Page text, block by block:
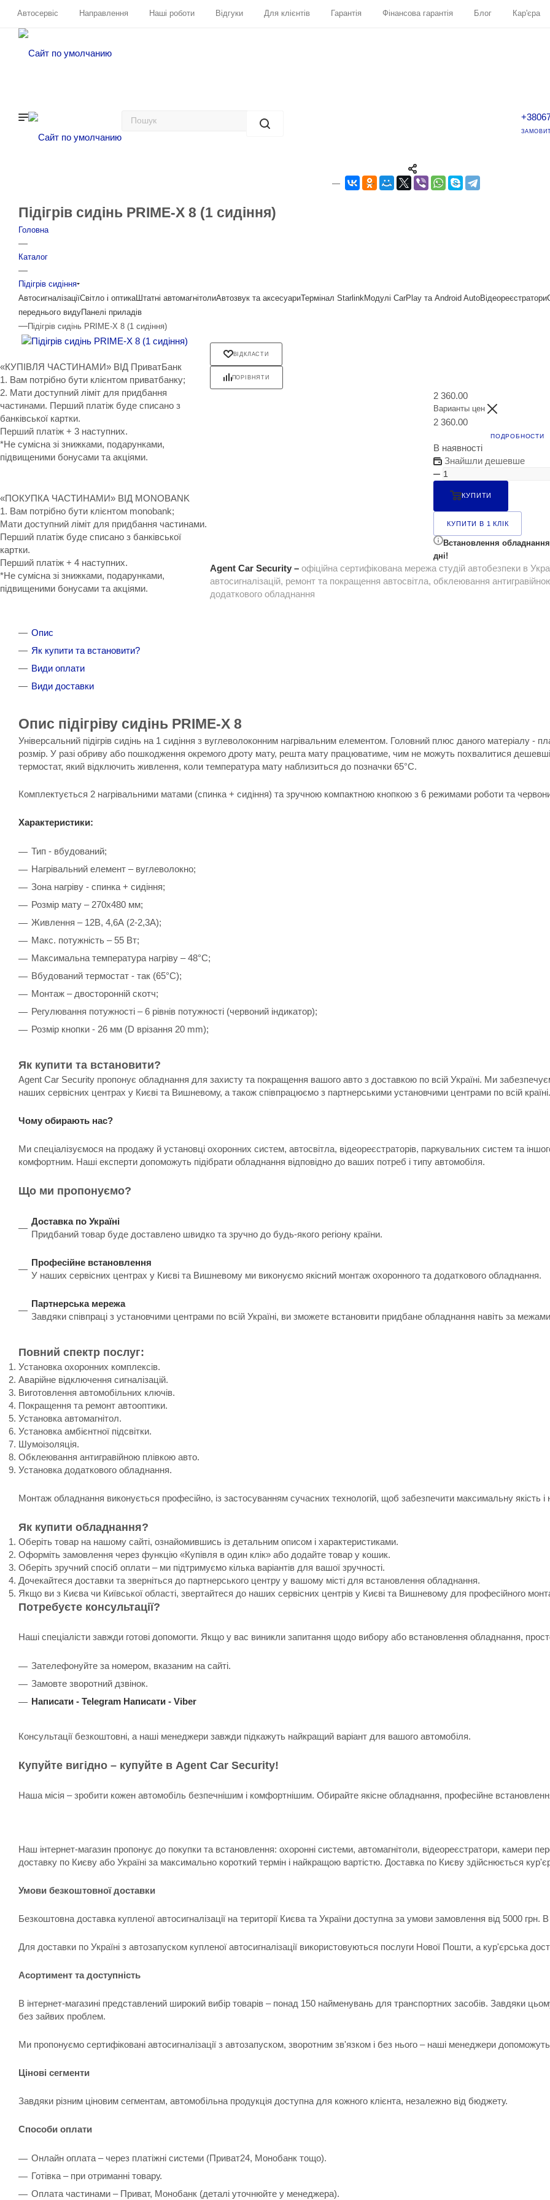
Автосервіс Направлення Наші роботи Відгуки Для клієнтів Гарантія Фінансова гарантія Блог Кар'єра
Підігрів сидінь PRIME-X 8 (1 сидіння)
Головна
—
Каталог
—
Підігрів сидіння
АвтосигналізаціїСвітло і оптикаШтатні автомагнітолиАвтозвук та аксесуариТермінал StarlinkМодулі CarPlay та Android AutoВідеореєстратори
переднього видуПанелі приладів
—Підігрів сидінь PRIME-X 8 (1 сидіння)
«КУПІВЛЯ ЧАСТИНАМИ» ВІД ПриватБанк
1. Вам потрібно бути клієнтом приватбанку;
2. Мати доступний ліміт для придбання
частинами. Перший платіж буде списано з
банківської картки.
Перший платіж + 3 наступних.
*Не сумісна зі знижками, подарунками,
підвищеними бонусами та акціями.
«ПОКУПКА ЧАСТИНАМИ» ВІД MONOBANK
1. Вам потрібно бути клієнтом monobank;
Мати доступний ліміт для придбання частинами.
Перший платіж буде списано з банківської
картки.
Перший платіж + 4 наступних.
*Не сумісна зі знижками, подарунками,
підвищеними бонусами та акціями.
ВІДКЛАСТИ
ПОРІВНЯТИ
2 360.00
Варианты цен
2 360.00
ПОДРОБНОСТИ
В наявності
Знайшли дешевше
КУПИТИ
КУПИТИ В 1 КЛІК
Встановлення
дні!
Agent Car Security – офіційна сертифікована мережа студій автобезпеки в
автосигналізацій, ремонт та покращення автосвітла, обклеювання
додаткового обладнання
Опис
Як купити та встановити?
Види оплати
Види доставки
Опис підігріву сидінь PRIME-X 8
Універсальний підігрів сидінь на 1 сидіння з вуглеволоконним нагрівальним елементом. Головний плюс даного матеріалу -
розмір. У разі обриву або пошкодження окремого дроту мату, решта мату працюватиме, чим не можуть похвалитися
термостат, який відключить живлення, коли температура мату наблизиться до позначки 65°C.
Комплектується 2 нагрівальними матами (спинка + сидіння) та зручною компактною кнопкою з 6 режимами роботи та
Характеристики:
Тип - вбудований;
Нагрівальний елемент – вуглеволокно;
Зона нагріву - спинка + сидіння;
Розмір мату – 270х480 мм;
Живлення – 12В, 4,6А (2-2,3А);
Макс. потужність – 55 Вт;
Максимальна температура нагріву – 48°C;
Вбудований термостат - так (65°C);
Монтаж – двосторонній скотч;
Регулювання потужності – 6 рівнів потужності (червоний індикатор);
Розмір кнопки - 26 мм (D врізання 20 mm);
Як купити та встановити?
Agent Car Security пропонує обладнання для захисту та покращення вашого авто з доставкою по всій Україні. Ми
наших сервісних центрах у Києві та Вишневому, а також співпрацюємо з партнерськими установчими центрами по всій країні.
Чому обирають нас?
Ми спеціалізуємося на продажу й установці охоронних систем, автосвітла, відеореєстраторів, паркувальних систем та
комфортним. Наші експерти допоможуть підібрати обладнання відповідно до ваших потреб і типу автомобіля.
Що ми пропонуємо?
Доставка по Україні
Придбаний товар буде доставлено швидко та зручно до будь-якого регіону країни.
Професійне встановлення
У наших сервісних центрах у Києві та Вишневому ми виконуємо якісний монтаж охоронного та додаткового обладнання.
Партнерська мережа
Завдяки співпраці з установчими центрами по всій Україні, ви зможете встановити придбане обладнання навіть за
Повний спектр послуг:
Установка охоронних комплексів.
Аварійне відключення сигналізацій.
Виготовлення автомобільних ключів.
Покращення та ремонт автооптики.
Установка автомагнітол.
Установка амбієнтної підсвітки.
Шумоізоляція.
Обклеювання антигравійною плівкою авто.
Установка додаткового обладнання.
Монтаж обладнання виконується професійно, із застосуванням сучасних технологій, щоб забезпечити максимальну якість і
Як купити обладнання?
Оберіть товар на нашому сайті, ознайомившись із детальним описом і характеристиками.
Оформіть замовлення через функцію «Купівля в один клік» або додайте товар у кошик.
Оберіть зручний спосіб оплати – ми підтримуємо кілька варіантів для вашої зручності.
Дочекайтеся доставки та зверніться до партнерського центру у вашому місті для встановлення обладнання.
Якщо ви з Києва чи Київської області, звертайтеся до наших сервісних центрів у Києві та Вишневому для професійного
Потребуєте консультації?
Наші спеціалісти завжди готові допомогти. Якщо у вас виникли запитання щодо вибору або встановлення обладнання,
Зателефонуйте за номером, вказаним на сайті.
Замовте зворотний дзвінок.
Написати - Telegram Написати - Viber
Консультації безкоштовні, а наші менеджери завжди підкажуть найкращий варіант для вашого автомобіля.
Купуйте вигідно – купуйте в Agent Car Security!
Наша місія – зробити кожен автомобіль безпечнішим і комфортнішим. Обирайте якісне обладнання, професійне
Наш інтернет-магазин пропонує до покупки та встановлення: охоронні системи, автомагнітоли, відеореєстратори, камери
доставку по Києву або Україні за максимально короткий термін і найкращою вартістю. Доставка по Києву здійснюється
Умови безкоштовної доставки
Безкоштовна доставка купленої автосигналізації на території Києва та України доступна за умови замовлення від 5000
Для доставки по Україні з автозапуском купленої автосигналізації використовуються послуги Нової Пошти, а кур'єрська
Асортимент та доступність
В інтернет-магазині представлений широкий вибір товарів – понад 150 найменувань для транспортних засобів. Завдяки
без зайвих проблем.
Ми пропонуємо сертифіковані автосигналізації з автозапуском, зворотним зв'язком і без нього – наші менеджери
Цінові сегменти
Завдяки різним ціновим сегментам, автомобільна продукція доступна для кожного клієнта, незалежно від бюджету.
Способи оплати
Онлайн оплата – через платіжні системи (Приват24, Монобанк тощо).
Готівка – при отриманні товару.
Оплата частинами – Приват, Монобанк (деталі уточнюйте у менеджера).